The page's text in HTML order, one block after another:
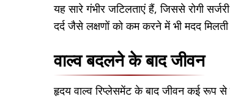
यह सारे गंभीर जटिलताएं हैं, जिससे रोगी
दर्द जैसे लक्षणों को कम करने में भी मदद
वाल्व बदलने के बाद जीवन
हृदय वाल्व रिप्लेसमेंट के बाद जीवन कई